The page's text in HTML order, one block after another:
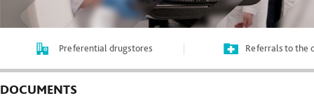
Preferential drugstores Referrals to the
DOCUMENTS